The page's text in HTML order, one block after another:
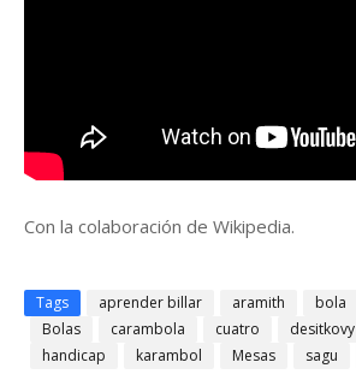
Con la colaboración de Wikipedia.
Tags aprender billar aramith bola
Bolas
carambola cuatro desitkovy
handicap
karambol Mesas sagu